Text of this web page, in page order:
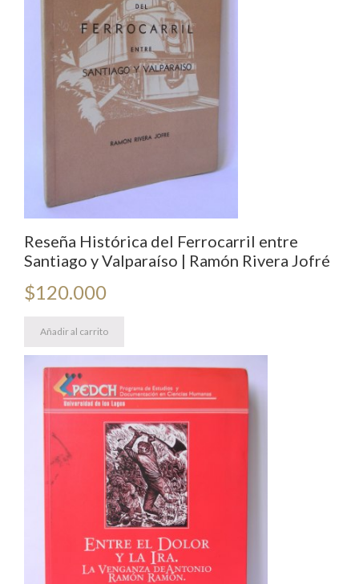
Reseña Histórica del Ferrocarril entre
Santiago y Valparaíso | Ramón Rivera Jofré
$120.000
Añadir al carrito